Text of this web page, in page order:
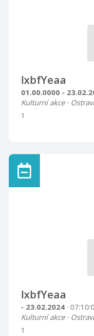
lxbfYeaa
01.00.0000 -
Kulturní akce ·
1
lxbfYeaa
- 23.02.2024 ·
Kulturní akce ·
1